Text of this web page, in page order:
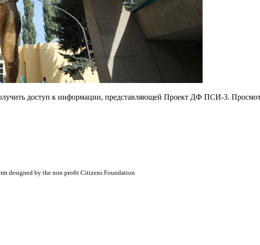
доступ к информации, представляющей Проект ДФ ПСИ-3.
designed by the non profit Citizens Foundation